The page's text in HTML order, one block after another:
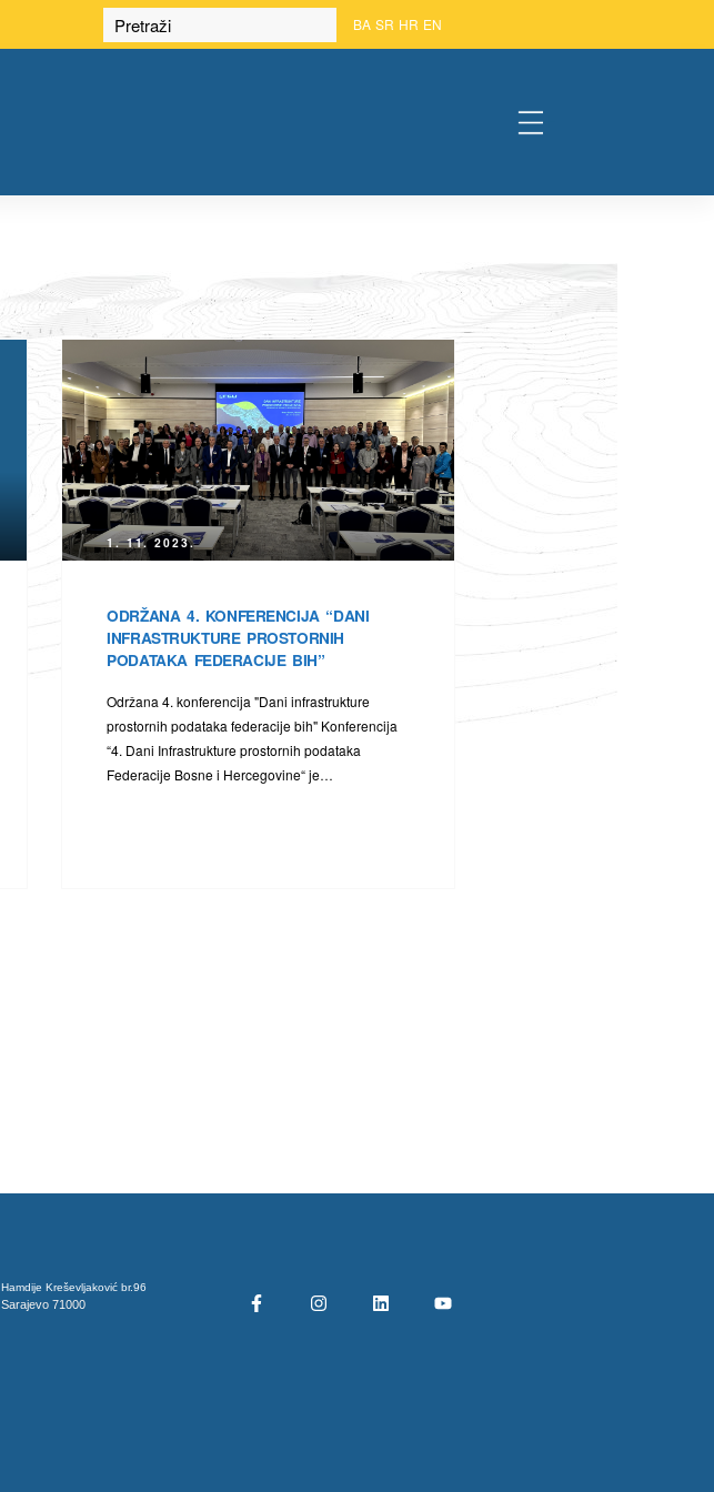
BA SR HR EN
#
1. 11. 2023.
ODRŽANA 4. KONFERENCIJA “DANI
INFRASTRUKTURE PROSTORNIH
PODATAKA FEDERACIJE BIH”
Održana 4. konferencija "Dani infrastrukture
prostornih podataka federacije bih" Konferencija
“4. Dani Infrastrukture prostornih podataka
Federacije Bosne i Hercegovine“ je…
Hamdije Kreševljaković br.96
Sarajevo 71000